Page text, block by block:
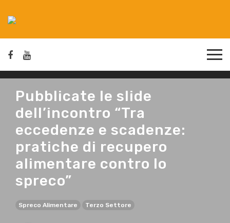
Pubblicate le slide
dell’incontro “Tra
eccedenze e scadenze:
pratiche di recupero
alimentare contro lo
spreco”
Spreco Alimentare Terzo Settore